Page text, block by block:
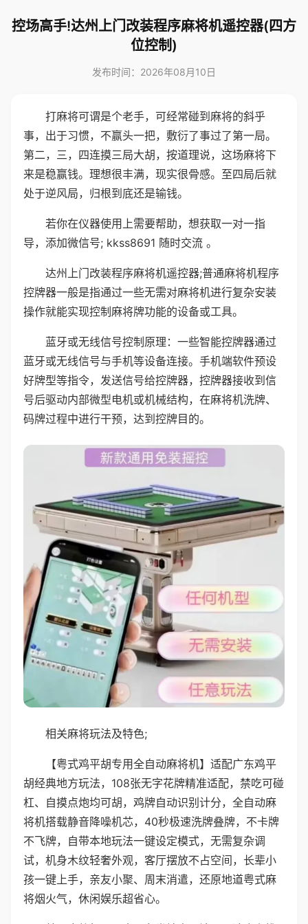
控场高手!达州上门改装程序麻将机遥控器(四方
位控制)
发布时间：2026年08月10日
打麻将可谓是个老手，可经常碰到麻将的斜乎
事，出于习惯，不赢头一把，敷衍了事过了第一局。
第二，三，四连摸三局大胡，按道理说，这场麻将下
来是稳赢钱。理想很丰满，现实很骨感。至四局后就
处于逆风局，归根到底还是输钱。
若你在仪器使用上需要帮助，想获取一对一指
导，添加微信号; kkss8691 随时交流 。
达州上门改装程序麻将机遥控器;普通麻将机程序
控牌器一般是指通过一些无需对麻将机进行复杂安装
操作就能实现控制麻将牌功能的设备或工具。
蓝牙或无线信号控制原理：一些智能控牌器通过
蓝牙或无线信号与手机等设备连接。手机端软件预设
好牌型等指令，发送信号给控牌器，控牌器接收到信
号后驱动内部微型电机或机械结构，在麻将机洗牌、
码牌过程中进行干预，达到控牌目的。
相关麻将玩法及特色;
【粤式鸡平胡专用全自动麻将机】适配广东鸡平
胡经典地方玩法，108张无字花牌精准适配，禁吃可碰
杠、自摸点炮均可胡，鸡牌自动识别计分，全自动麻
将机搭载静音降噪机芯，40秒极速洗牌叠牌，不卡牌
不飞牌，自带本地玩法一键设定模式，无需复杂调
试，机身木纹轻奢外观，客厅摆放不占空间，长辈小
孩一键上手，亲友小聚、周末消遣，还原地道粤式麻
将烟火气，休闲娱乐超省心。